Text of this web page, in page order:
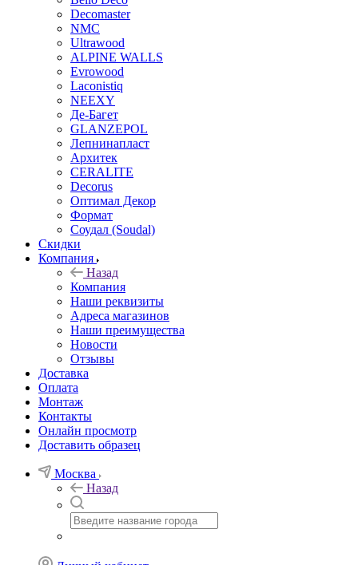
Decomaster
NMС
Ultrawood
ALPINE WALLS
Evrowood
Laconistiq
NEEXY
Де-Багет
GLANZEPOL
Лепнинапласт
Архитек
CERALITE
Decorus
Оптимал Декор
Формат
Соудал (Soudal)
Скидки
Компания
Назад
Компания
Наши реквизиты
Адреса магазинов
Наши преимущества
Новости
Отзывы
Доставка
Оплата
Монтаж
Контакты
Онлайн просмотр
Доставить образец
Москва
Назад